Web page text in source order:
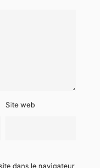
Site web
dans le navigateur